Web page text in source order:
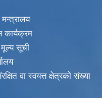
कार्यक्रम
सूची
वा स्वयत्त क्षेत्रकाे संख्या